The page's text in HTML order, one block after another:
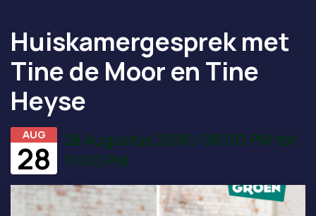
Huiskamergesprek met
Tine de Moor en Tine
Heyse
AUG
28
28 Augustus 2018 / 08:00 PM tot
11:00 PM